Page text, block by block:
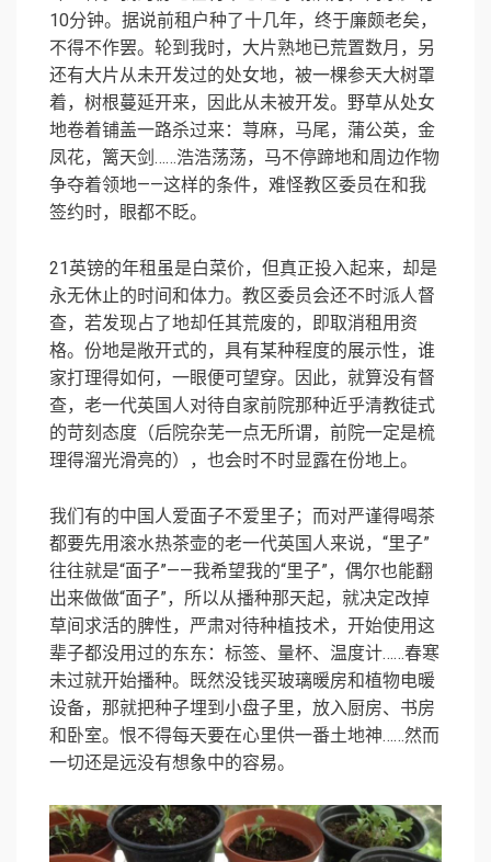
10分钟。据说前租户种了十几年，终于廉颇老矣，
不得不作罢。轮到我时，大片熟地已荒置数月，另
还有大片从未开发过的处女地，被一棵参天大树罩
着，树根蔓延开来，因此从未被开发。野草从处女
地卷着铺盖一路杀过来：荨麻，马尾，蒲公英，金
凤花，篱天剑……浩浩荡荡，马不停蹄地和周边作物
争夺着领地——这样的条件，难怪教区委员在和我
签约时，眼都不眨。
21英镑的年租虽是白菜价，但真正投入起来，却是
永无休止的时间和体力。教区委员会还不时派人督
查，若发现占了地却任其荒废的，即取消租用资
格。份地是敞开式的，具有某种程度的展示性，谁
家打理得如何，一眼便可望穿。因此，就算没有督
查，老一代英国人对待自家前院那种近乎清教徒式
的苛刻态度（后院杂芜一点无所谓，前院一定是梳
理得溜光滑亮的），也会时不时显露在份地上。
我们有的中国人爱面子不爱里子；而对严谨得喝茶
都要先用滚水热茶壶的老一代英国人来说，“里子”
往往就是“面子”——我希望我的“里子”，偶尔也能翻
出来做做“面子”，所以从播种那天起，就决定改掉
草间求活的脾性，严肃对待种植技术，开始使用这
辈子都没用过的东东：标签、量杯、温度计……春寒
未过就开始播种。既然没钱买玻璃暖房和植物电暖
设备，那就把种子埋到小盘子里，放入厨房、书房
和卧室。恨不得每天要在心里供一番土地神……然而
一切还是远没有想象中的容易。